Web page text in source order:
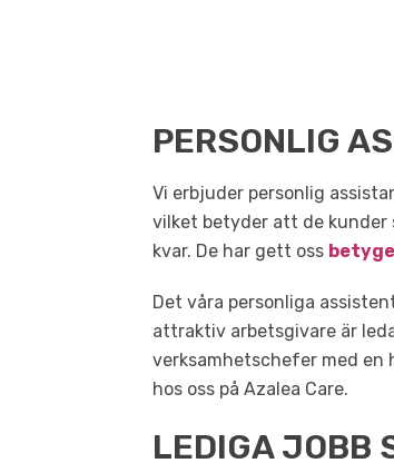
PERSONLIG
Vi erbjuder personlig
vilket betyder att de kunder
kvar. De har gett oss
Det våra personliga
attraktiv arbetsgivare är
verksamhetschefer med
hos oss på Azalea Care.
LEDIGA JOBB